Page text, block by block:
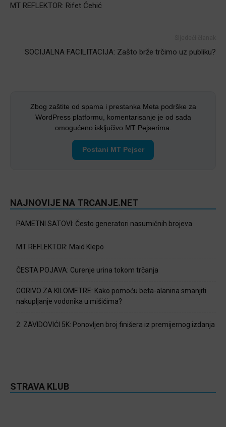
MT REFLEKTOR: Rifet Ćehić
SOCIJALNA FACILITACIJA: Zašto brže trčimo uz publiku?
Zbog zaštite od spama i prestanka Meta podrške za
WordPress platformu, komentarisanje je od sada
omogućeno isključivo MT Pejserima.
Postani MT Pejser
NAJNOVIJE NA TRCANJE.NET
PAMETNI SATOVI: Često generatori nasumičnih brojeva
MT REFLEKTOR: Maid Klepo
ČESTA POJAVA: Curenje urina tokom trčanja
GORIVO ZA KILOMETRE: Kako pomoću beta-alanina smanjiti
nakupljanje vodonika u mišićima?
2. ZAVIDOVIĆI 5K: Ponovljen broj finišera iz premijernog izdanja
STRAVA KLUB